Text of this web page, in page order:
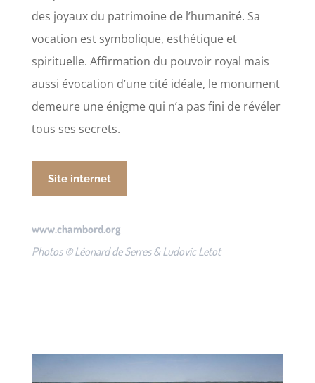
des joyaux du patrimoine de l’humanité. Sa
vocation est symbolique, esthétique et
spirituelle. Affirmation du pouvoir royal mais
aussi évocation d’une cité idéale, le monument
demeure une énigme qui n’a pas fini de révéler
tous ses secrets.
Site internet
www.chambord.org
Photos © Léonard de Serres & Ludovic Letot